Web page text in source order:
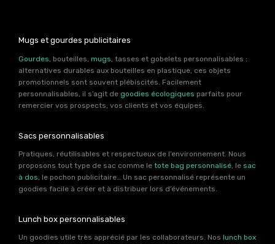
Mugs et gourdes publicitaires
Gourdes , bouteilles, mugs , tasses et gobelets personnalisables :
alternatives durables aux bouteilles en plastique, ces objets
promotionnels sont souvent plébiscités. Facilement
personnalisables, il s’agit de goodies écologiques parfaits pour
remercier vos prospects, vos clients et vos équipes.
Sacs personnalisables
Pratiques, réutilisables et respectueux de l’environnement. Nous
proposons tout type de sac comme le tote bag personnalisé, le sac
à dos, le pochon publicitaire… Un sac personnalisé représente un
goodies facile à créer et à distribuer lors d’événements.
Lunch box personnalisables
Un goodies utile très apprécié par les collaborateurs. Nos lunch box